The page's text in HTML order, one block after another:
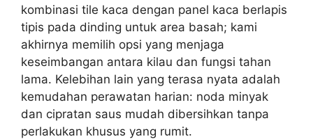
kombinasi tile kaca dengan panel kaca berlapis
tipis pada dinding untuk area basah; kami
akhirnya memilih opsi yang menjaga
keseimbangan antara kilau dan fungsi tahan
lama. Kelebihan lain yang terasa nyata adalah
kemudahan perawatan harian: noda minyak
dan cipratan saus mudah dibersihkan tanpa
perlakukan khusus yang rumit.